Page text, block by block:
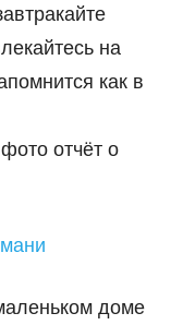
на
как в
отчёт о
доме